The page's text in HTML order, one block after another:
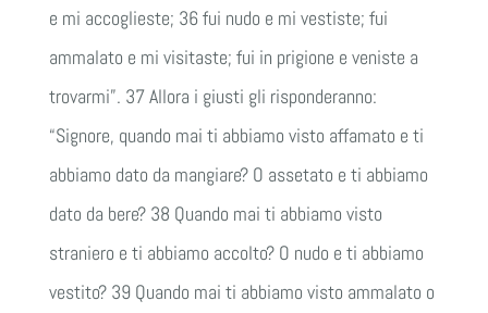
e mi accoglieste; 36 fui nudo e mi vestiste; fui
ammalato e mi visitaste; fui in prigione e veniste a
trovarmi”. 37 Allora i giusti gli risponderanno:
“Signore, quando mai ti abbiamo visto affamato e ti
abbiamo dato da mangiare? O assetato e ti abbiamo
dato da bere? 38 Quando mai ti abbiamo visto
straniero e ti abbiamo accolto? O nudo e ti abbiamo
vestito? 39 Quando mai ti abbiamo visto ammalato o